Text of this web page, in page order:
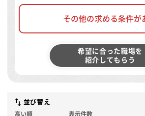
その他の求める条件が
希望に合った職場を
紹介してもらう
並び替え
高い順 表示件数